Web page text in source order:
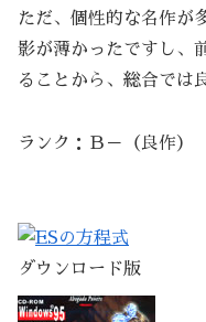
ただ、個性的な名作が
影が薄かったですし、
ることから、総合では
ランク：Ｂ－（良作）
ダウンロード版